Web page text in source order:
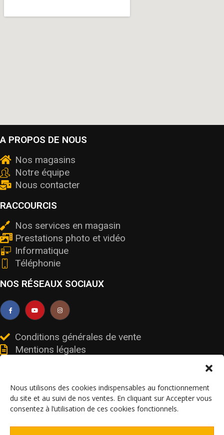
Nous utilisons des cookies indispensables au fonctionnement
du site et au suivi de nos ventes. En cliquant sur Accepter vous
consentez à l’utilisation de ces cookies fonctionnels.
A PROPOS DE NOUS
Nos magasins
Notre équipe
Nous contacter
RACCOURCIS
Nos services en magasin
Prestations photo et vidéo
Informatique
Téléphonie
NOS RÉSEAUX SOCIAUX
Conditions générales de vente
Mentions légales